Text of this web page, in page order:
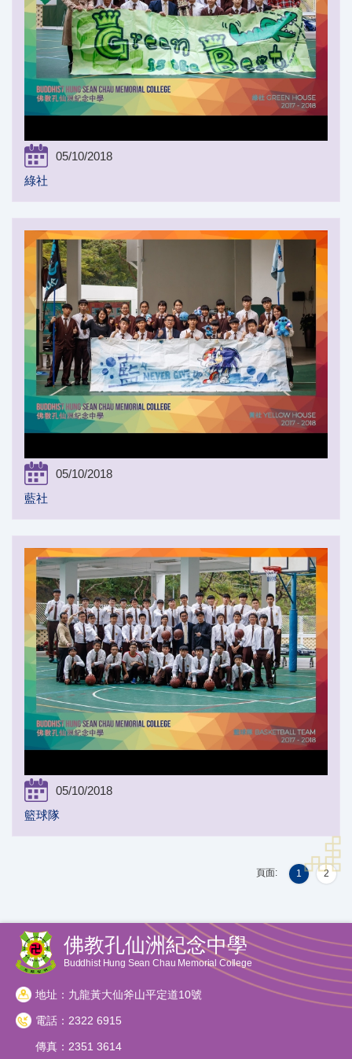
05/10/2018
綠社
05/10/2018
藍社
05/10/2018
籃球隊
頁面: 1 2
佛教孔仙洲紀念中學
Buddhist Hung Sean Chau Memorial College
地址：九龍黃大仙斧山平定道10號
電話：2322 6915
傳真：2351 3614